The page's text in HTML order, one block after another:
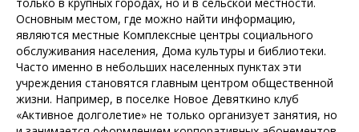
Основным местом, где можно найти информацию,
являются местные Комплексные центры социального
обслуживания населения, Дома культуры и библиотеки.
Часто именно в небольших населенных пунктах эти
учреждения становятся главным центром общественной
жизни. Например, в поселке Новое Девяткино клуб
«Активное долголетие» не только организует занятия, но